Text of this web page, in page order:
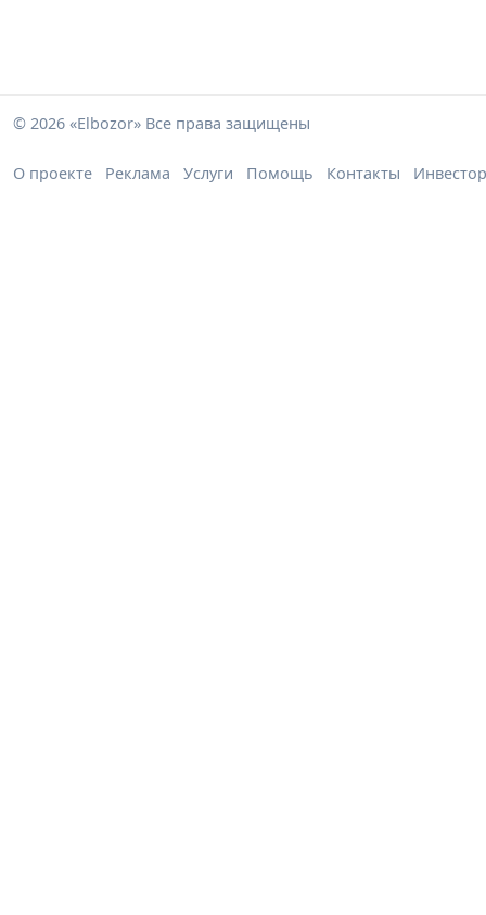
© 2026 «Elbozor» Все права защищены
О проекте Реклама Услуги Помощь Контакты